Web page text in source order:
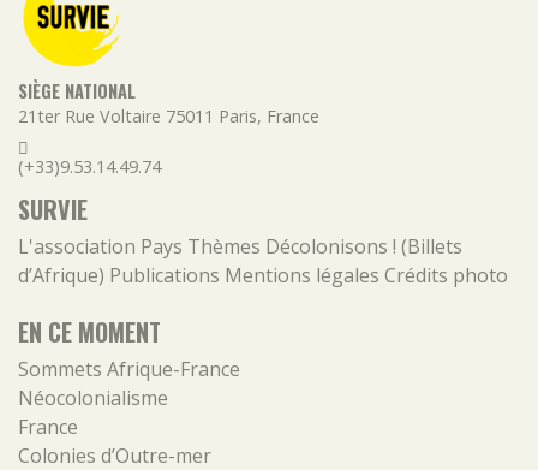
SIÈGE NATIONAL
21ter Rue Voltaire 75011 Paris, France
(+33)9.53.14.49.74
SURVIE
L'association Pays Thèmes Décolonisons ! (Billets
d’Afrique) Publications Mentions légales Crédits photo
EN CE MOMENT
Sommets Afrique-France
Néocolonialisme
France
Colonies d’Outre-mer